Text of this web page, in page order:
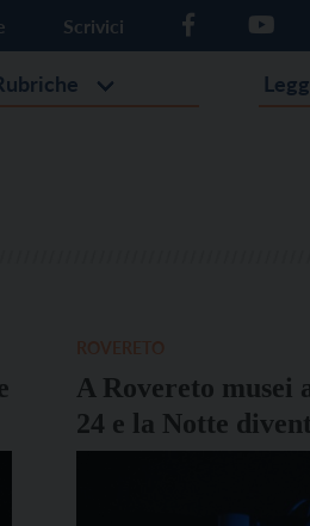
Scrivici
A Rovereto musei
24 e la Notte